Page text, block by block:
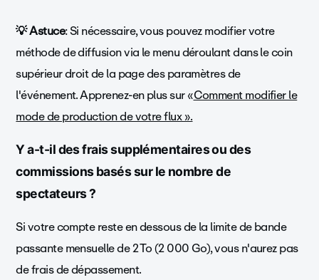
💡 Astuce: Si nécessaire, vous pouvez modifier votre
méthode de diffusion via le menu déroulant dans le coin
supérieur droit de la page des paramètres de
l'événement. Apprenez-en plus sur «Comment modifier le
mode de production de votre flux ».
Y a-t-il des frais supplémentaires ou des
commissions basés sur le nombre de
spectateurs ?
Si votre compte reste en dessous de la limite de bande
passante mensuelle de 2 To (2 000 Go), vous n'aurez pas
de frais de dépassement.